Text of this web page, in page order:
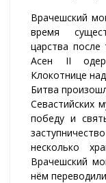
Врачешский
время
царства после
Асен II
Клокотнице
Битва
Севастийских
победу и
несколько
Врачешский
нём